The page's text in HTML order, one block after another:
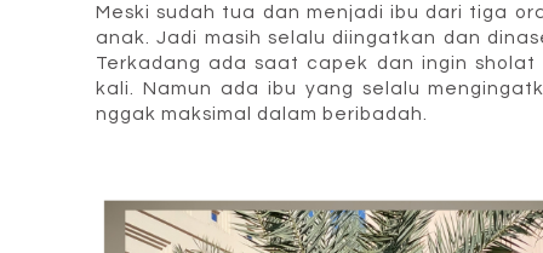
Meski sudah tua dan menjadi ibu dari tiga
anak. Jadi masih selalu diingatkan dan
Terkadang ada saat capek dan ingin
kali. Namun ada ibu yang selalu
nggak maksimal dalam beribadah.